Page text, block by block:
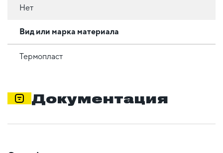
Нет
Вид или марка материала
Термопласт
Документация